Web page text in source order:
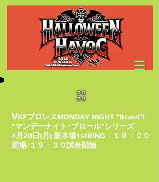
VKFプロレスMONDAY NIGHT ”Brawl”!
"マンデーナイト･ブロール"シリーズ
4月20日(月) 新木場1stRING １９：００
開場/１９：３０試合開始